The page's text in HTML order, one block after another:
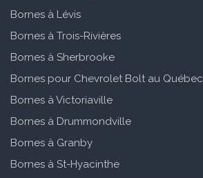
Bornes à Lévis
Bornes à Trois-Rivières
Bornes à Sherbrooke
Bornes pour Chevrolet Bolt au Québec
Bornes à Victoriaville
Bornes à Drummondville
Bornes à Granby
Bornes à St-Hyacinthe